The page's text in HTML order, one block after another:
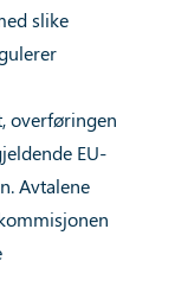
slike
overføringen
EU-
Avtalene